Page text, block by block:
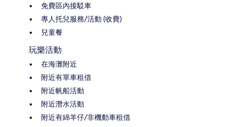
免費區內接駁車
專人托兒服務/活動 (收費)
兒童餐
玩樂活動
在海灘附近
附近有單車租借
附近帆船活動
附近潛水活動
附近有綿羊仔/非機動車租借